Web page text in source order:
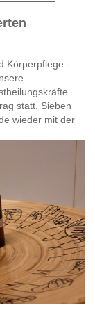
Körperpflege -
statt. Sieben
wieder mit der